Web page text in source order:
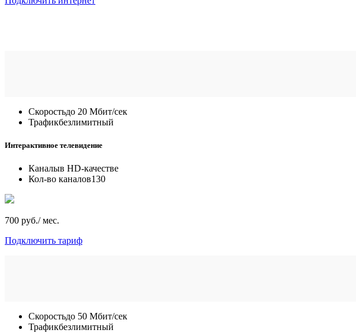
Скоростьдо 20 Мбит/сек
Трафикбезлимитный
Интерактивное телевидение
Каналыв HD-качестве
Кол-во каналов130
700 руб./ мес.
Подключить тариф
Скоростьдо 50 Мбит/сек
Трафикбезлимитный